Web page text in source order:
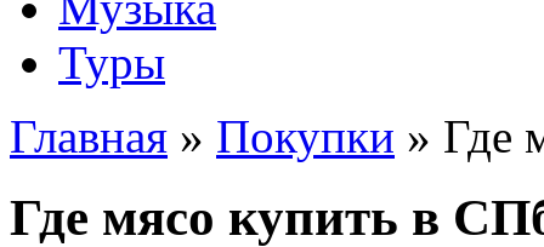
Туры
Главная » Покупки » Где
Где мясо купить в